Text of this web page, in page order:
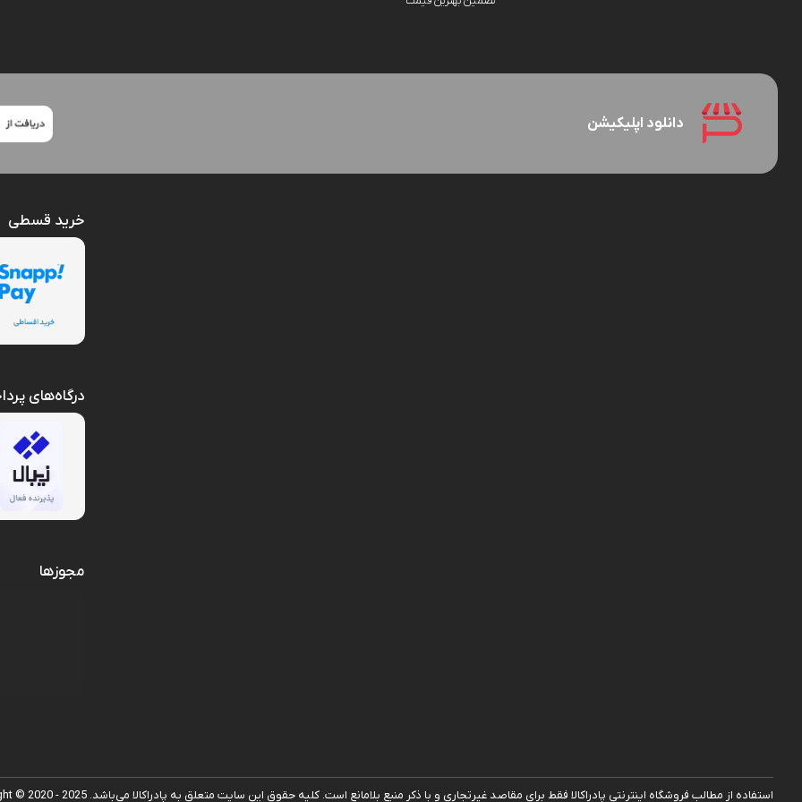
دانلود اپلیکیشن
خرید قسطی
درگاه‌های
مجوزها
استفاده از مطالب فروشگاه اینترنتی پادراکالا فقط برای مقاصد غیرتجاری و با ذکر منبع بلامانع است. کلیه حقوق این سایت متعلق به پادراکالا می‌باشد. Copyright © 2020 - 2025